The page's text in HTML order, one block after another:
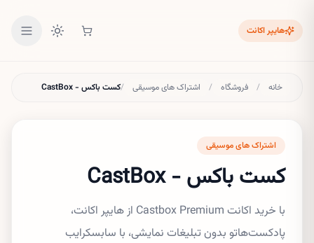
هایپر اکانت
خانه / فروشگاه / اشتراک های موسیقی /کست باکس - CastBox
اشتراک های موسیقی
کست باکس - CastBox
با خرید اکانت Castbox Premium از هایپر اکانت،
پادکست‌هاتو بدون تبلیغات نمایشی، با سابسکرایب